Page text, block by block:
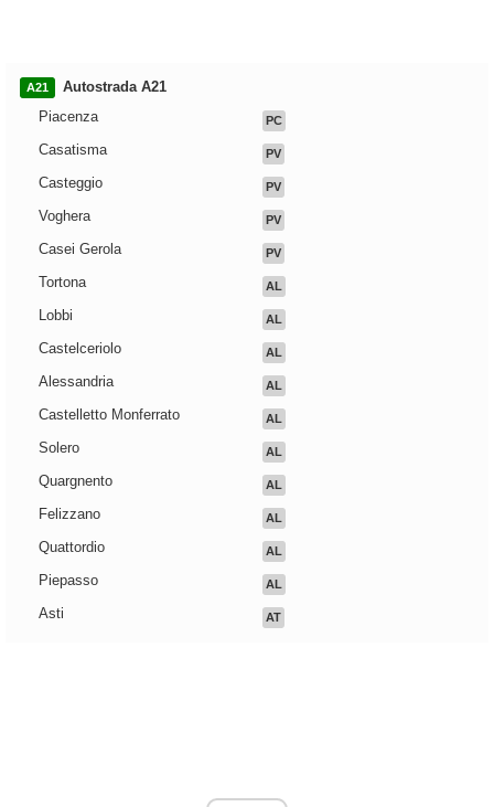
A21
Autostrada A21
Piacenza
PC
Casatisma PV
Casteggio PV
Voghera PV
Casei Gerola PV
Tortona AL
Lobbi AL
Castelceriolo AL
Alessandria AL
Castelletto Monferrato AL
Solero AL
Quargnento AL
Felizzano AL
Quattordio AL
Piepasso AL
Asti AT